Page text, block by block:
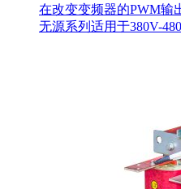
在改变变频器的PWM输
无源系列适用于380V-